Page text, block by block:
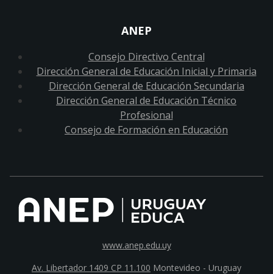
ANEP
Consejo Directivo Central
Dirección General de Educación Inicial y Primaria
Dirección General de Educación Secundaria
Dirección General de Educación Técnico
Profesional
Consejo de Formación en Educación
www.anep.edu.uy
Av. Libertador 1409 CP 11.100 Montevideo - Uruguay